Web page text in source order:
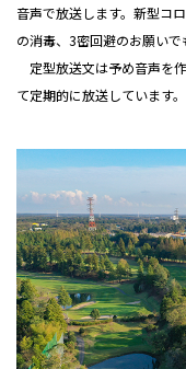
音声で放送します。新型コ
の消毒、3密回避のお願いで
定型放送文は予め音声を
て定期的に放送しています。